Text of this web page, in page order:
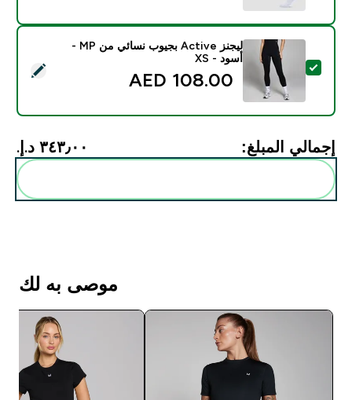
تحديد هذا المنتج - ليجنز Active بجيوب نسائي من MP - أسود - XS
ليجنز Active بجيوب نسائي من MP -
أسود - XS
108.00 AED‎
إجمالي المبلغ: ٣٤٣٫٠٠ د.إ.‏‎
موصى به لك